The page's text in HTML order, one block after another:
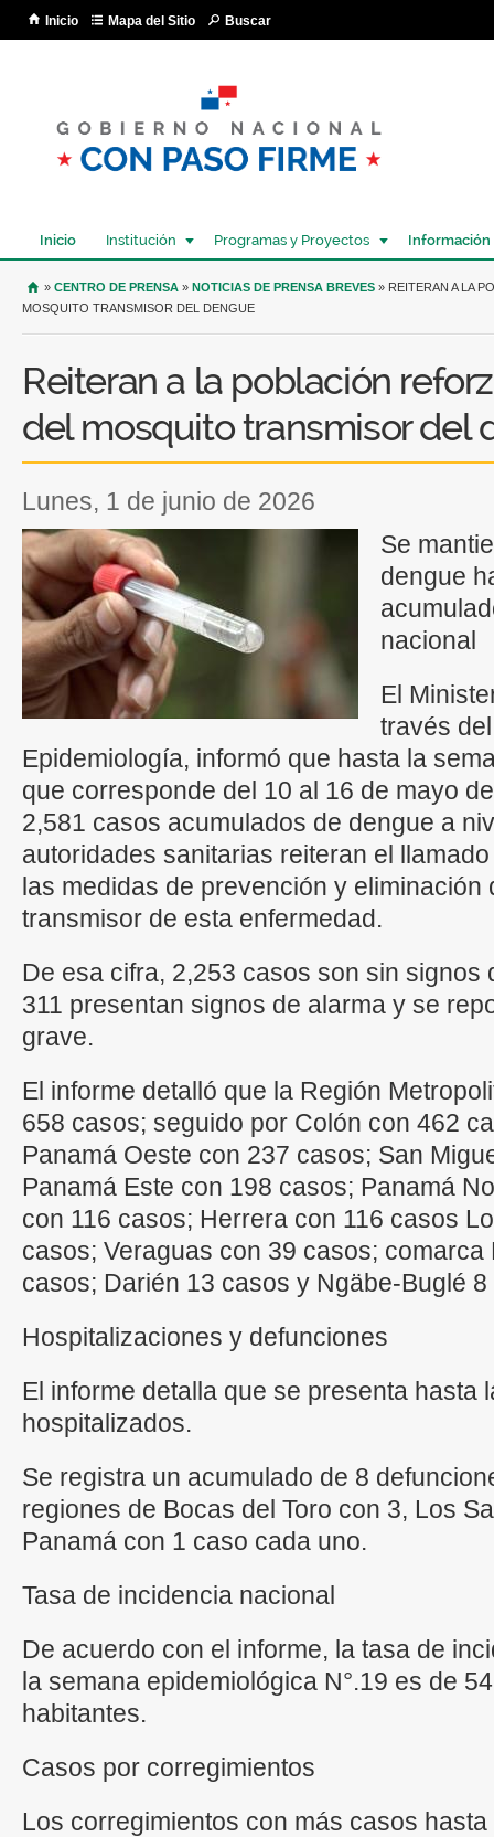
Inicio Mapa del Sitio Buscar
Inicio Institución Programas y Proyectos Información
USTED SE ENCUENTRA AQUÍ
» CENTRO DE PRENSA » NOTICIAS DE PRENSA BREVES » REITERAN A LA
MOSQUITO TRANSMISOR DEL DENGUE
Reiteran a la población
del mosquito transmisor del
lunes, 1 de junio de 2026
Se
dengue
nacional
El
través
Epidemiología, informó que hasta la
que corresponde del 10 al 16 de mayo
2,581 casos acumulados de dengue a
autoridades sanitarias reiteran el
las medidas de prevención y
transmisor de esta enfermedad.
De esa cifra, 2,253 casos son sin signos
311 presentan signos de alarma y se
grave.
El informe detalló que la Región
658 casos; seguido por Colón con 462
Panamá Oeste con 237 casos; San
Panamá Este con 198 casos; Panamá
con 116 casos; Herrera con 116 casos
casos; Veraguas con 39 casos; comarca
casos; Darién 13 casos y Ngäbe-Buglé
Hospitalizaciones y defunciones
El informe detalla que se presenta hasta
hospitalizados.
Se registra un acumulado de 8
regiones de Bocas del Toro con 3, Los
Panamá con 1 caso cada uno.
Tasa de incidencia nacional
De acuerdo con el informe, la tasa de
la semana epidemiológica N°.19 es de
habitantes.
Casos por corregimientos
Los corregimientos con más casos